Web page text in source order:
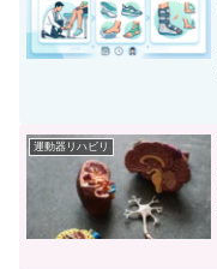
運動器リハビリ